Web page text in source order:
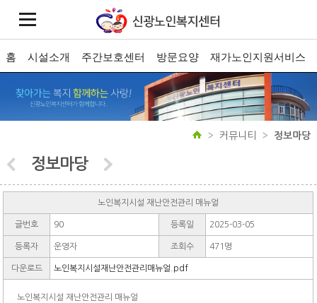
홈 시설소개 주간보호센터 방문요양 재가노인지원서비스
커뮤니티 정보마당
정보마당
노인복지시설 재난안전관리 매뉴얼
글번호 90 등록일 2025-03-05
등록자 운영자 조회수 471명
다운로드 노인복지시설재난안전관리매뉴얼.pdf
노인복지시설 재난안전관리 매뉴얼